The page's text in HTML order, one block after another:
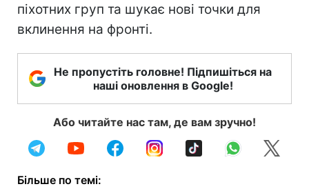
піхотних груп та шукає нові точки для
вклинення на фронті.
Не пропустіть головне! Підпишіться на
наші оновлення в Google!
Або читайте нас там, де вам зручно!
Більше по темі: